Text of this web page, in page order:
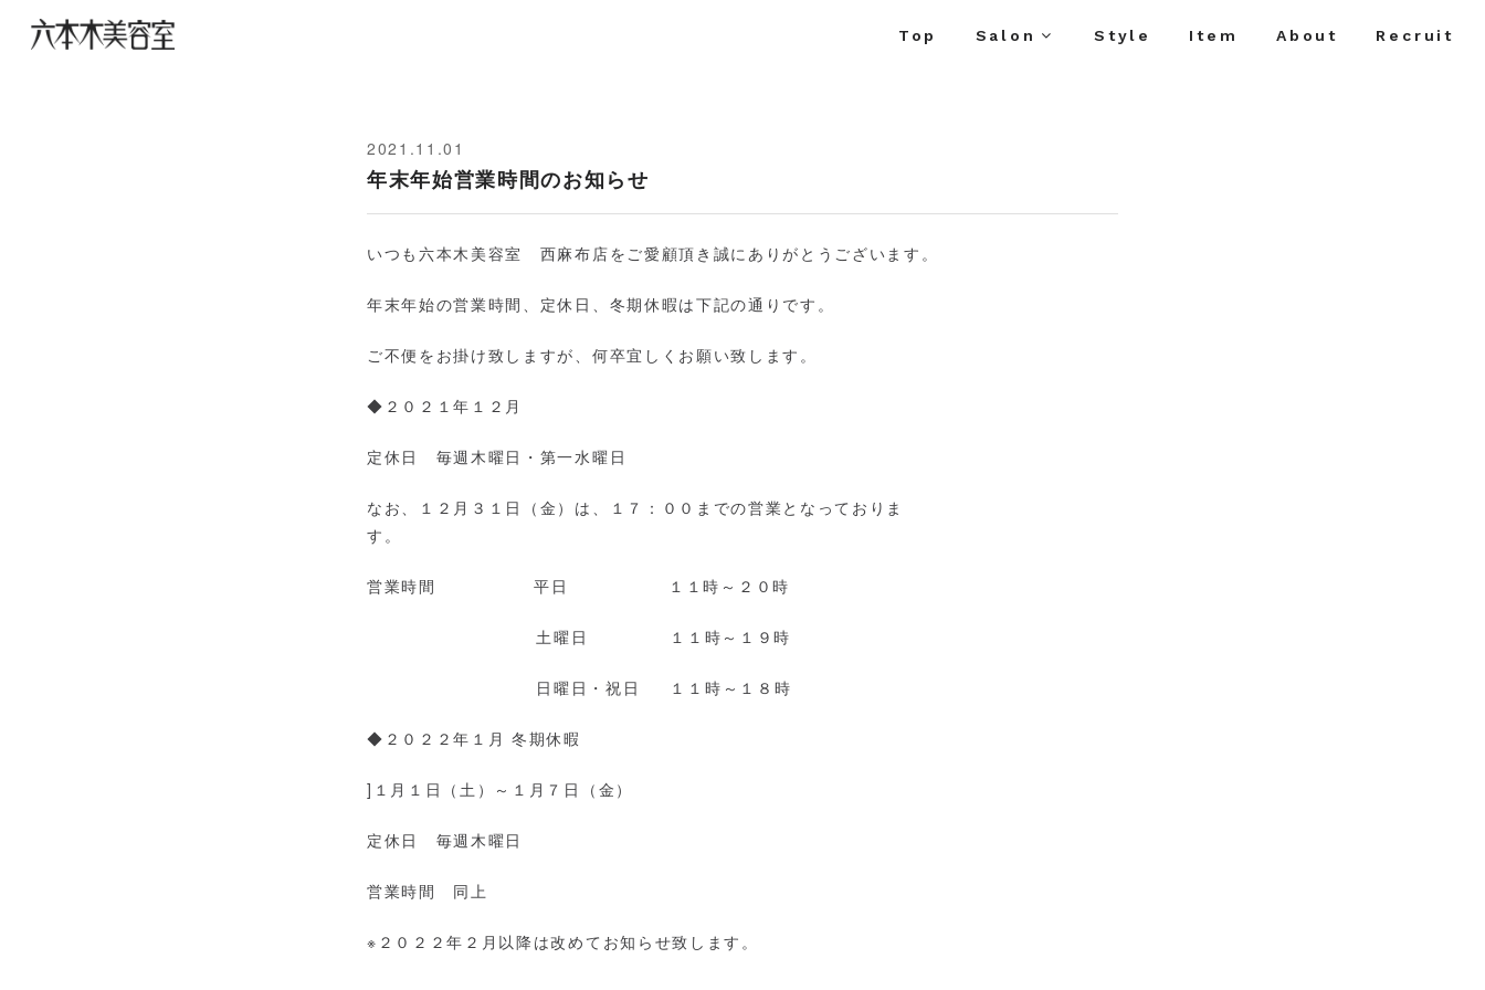
Top Salon Style Item About Recruit
2021.11.01
年末年始営業時間のお知らせ
いつも六本木美容室 西麻布店をご愛顧頂き誠にありがとうございます。
年末年始の営業時間、定休日、冬期休暇は下記の通りです。
ご不便をお掛け致しますが、何卒宜しくお願い致します。
◆２０２１年１２月
定休日 毎週木曜日・第一水曜日
なお、１２月３１日（金）は、１７：００までの営業となっておりま
す。
営業時間 平日 １１時～２０時
土曜日 １１時～１９時
日曜日・祝日 １１時～１８時
◆２０２２年１月 冬期休暇
]１月１日（土）～１月７日（金）
定休日 毎週木曜日
営業時間 同上
※２０２２年２月以降は改めてお知らせ致します。